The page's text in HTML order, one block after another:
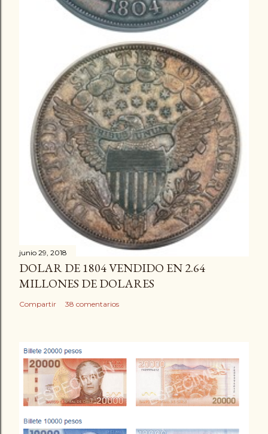
junio 29, 2018
DOLAR DE 1804 VENDIDO EN 2.64
MILLONES DE DOLARES
Compartir 38 comentarios